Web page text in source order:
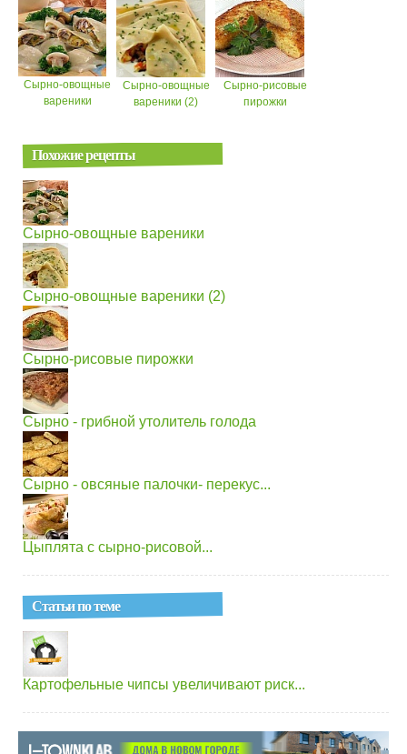
Сырно-овощные
вареники
Сырно-овощные
вареники (2)
Сырно-рисовые
пирожки
Похожие рецепты
Сырно-овощные вареники
Сырно-овощные вареники (2)
Сырно-рисовые пирожки
Сырно - грибной утолитель голода
Сырно - овсяные палочки- перекус...
Цыплята с сырно-рисовой...
Статьи по теме
Картофельные чипсы увеличивают риск...